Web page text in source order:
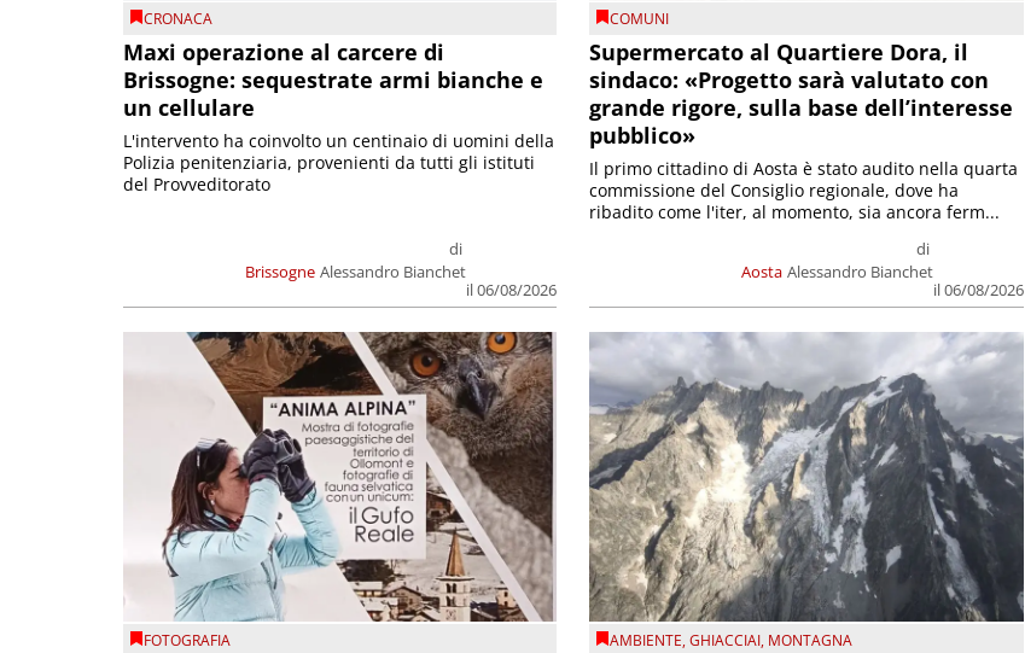
CRONACA
Maxi operazione al carcere di
Brissogne: sequestrate armi bianche e
un cellulare
Brissogne
di
Alessandro Bianchet
il 06/08/2026
L'intervento ha coinvolto un centinaio di uomini della
Polizia penitenziaria, provenienti da tutti gli istituti
del Provveditorato
COMUNI
Supermercato al Quartiere Dora, il
sindaco: «Progetto sarà valutato con
grande rigore, sulla base dell’interesse
pubblico»
Aosta
di
Alessandro Bianchet
il 06/08/2026
Il primo cittadino di Aosta è stato audito nella quarta
commissione del Consiglio regionale, dove ha
ribadito come l'iter, al momento, sia ancora ferm...
FOTOGRAFIA AMBIENTE,GHIACCIAI, MONTAGNA